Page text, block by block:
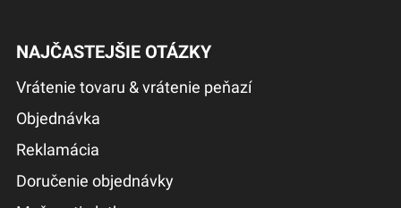
NAJČASTEJŠIE OTÁZKY
Vrátenie tovaru & vrátenie peňazí
Objednávka
Reklamácia
Doručenie objednávky